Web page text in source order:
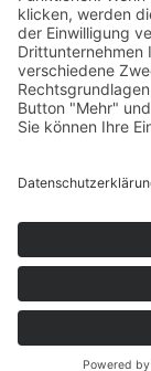
Newsletter
Kontakt